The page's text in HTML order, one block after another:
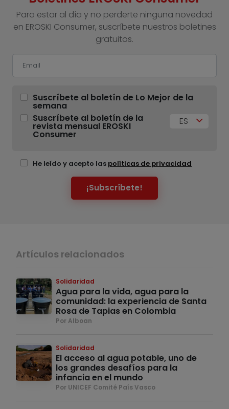
Para estar al día y no perderte ninguna novedad
en EROSKI Consumer, suscríbete nuestros boletines
gratuitos.
Suscríbete al boletín de Lo Mejor de la
semana
Suscríbete al boletín de la
revista mensual EROSKI
Consumer
ES
He leído y acepto las políticas de privacidad
¡Subscríbete!
Artículos relacionados
Solidaridad
Agua para la vida, agua para la
comunidad: la experiencia de Santa
Rosa de Tapias en Colombia
Por Alboan
Solidaridad
El acceso al agua potable, uno de
los grandes desafíos para la
infancia en el mundo
Por UNICEF Comité País Vasco